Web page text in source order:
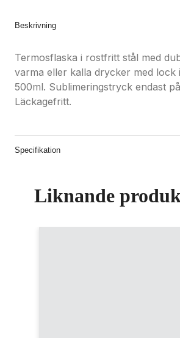
Beskrivning
Termosflaska i rostfritt stål med
varma eller kalla drycker med lock
500ml. Sublimeringstryck endast
Läckagefritt.
Specifikation
Liknande